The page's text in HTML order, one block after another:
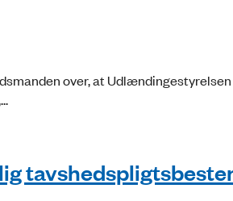
over, at